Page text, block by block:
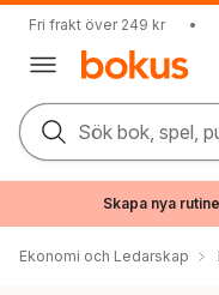
Fri frakt över 249 kr •
Sök bok, spel,
Skapa nya
Ekonomi och Ledarskap